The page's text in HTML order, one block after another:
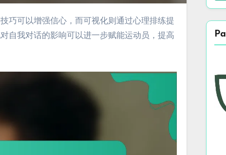
自我对话的影响可以进一步赋能运动员，提高